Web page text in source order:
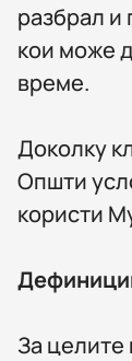
разбрал и
кои може
време.
Доколку
Општи
користи
За